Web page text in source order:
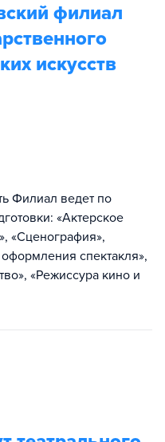
филиал
искусств
Филиал ведет по
«Актерское
«Сценография»,
спектакля»,
«Режиссура кино и